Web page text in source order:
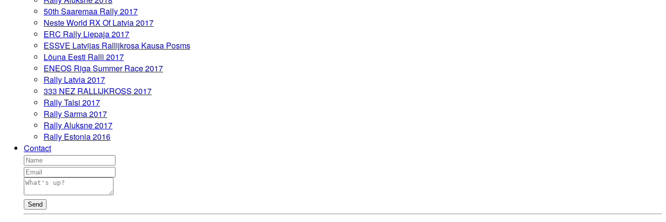
50th Saaremaa Rally 2017
Neste World RX Of Latvia 2017
ERC Rally Liepaja 2017
ESSVE Latvijas Rallijkrosa Kausa Posms
Lõuna Eesti Ralli 2017
ENEOS Riga Summer Race 2017
Rally Latvia 2017
333 NEZ RALLIJKROSS 2017
Rally Talsi 2017
Rally Sarma 2017
Rally Aluksne 2017
Rally Estonia 2016
Contact
Send